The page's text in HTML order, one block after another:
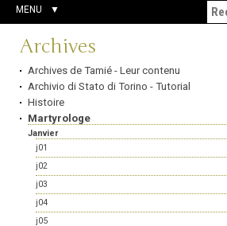
MENU
Navigation
Archives
Archives de Tamié - Leur contenu
Archivio di Stato di Torino - Tutorial
Histoire
Martyrologe
Janvier
j01
j02
j03
j04
j05